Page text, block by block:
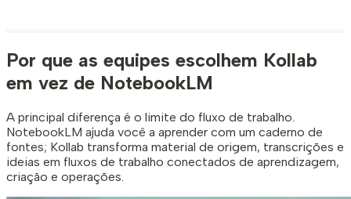
Por que as equipes escolhem Kollab
em vez de NotebookLM
A principal diferença é o limite do fluxo de trabalho.
NotebookLM ajuda você a aprender com um caderno de
fontes; Kollab transforma material de origem, transcrições e
ideias em fluxos de trabalho conectados de aprendizagem,
criação e operações.